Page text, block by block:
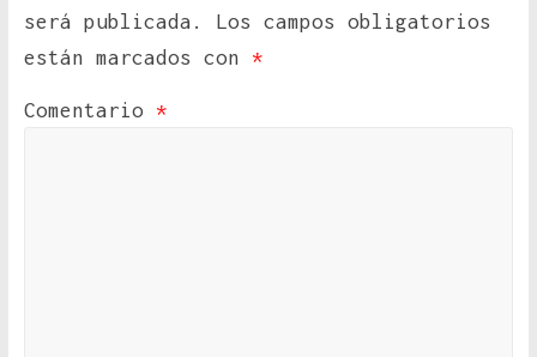
será publicada.
Los campos obligatorios
están marcados con *
Comentario *